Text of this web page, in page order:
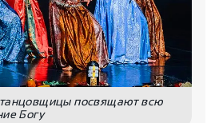
посвящают всю
Богу